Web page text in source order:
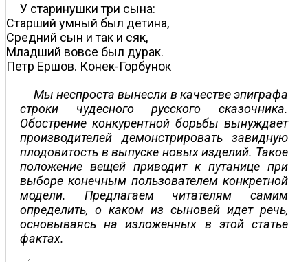
У старинушки три сына:
Старший умный был детина,
Средний сын и так и сяк,
Младший вовсе был дурак.
Петр Ершов. Конек-Горбунок
Мы неспроста вынесли в качестве эпиграфа
строки чудесного русского сказочника.
Обострение конкурентной борьбы вынуждает
производителей демонстрировать завидную
плодовитость в выпуске новых изделий. Такое
положение вещей приводит к путанице при
выборе конечным пользователем конкретной
модели. Предлагаем читателям самим
определить, о каком из сыновей идет речь,
основываясь на изложенных в этой статье
фактах.